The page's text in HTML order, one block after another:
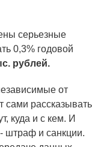
серьезные
0,3% годовой
рублей.
от
сами рассказывать
куда и с кем. И
штраф и санкции.